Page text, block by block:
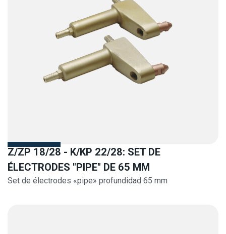
Z/ZP 18/28 - K/KP 22/28: SET DE
ÉLECTRODES "PIPE" DE 65 MM
Set de électrodes «pipe» profundidad 65 mm